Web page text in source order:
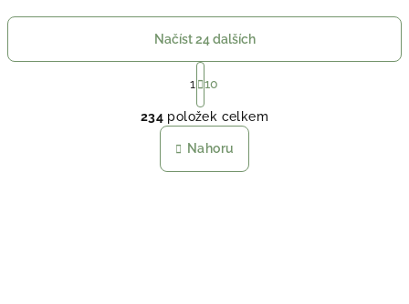
O
v
l
á
Načíst 24 dalších
S
t
r
á
n
k
o
1 10
234 položek celkem
Nahoru